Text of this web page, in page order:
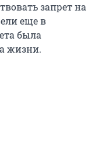
запрет на
еще в
была
жизни.